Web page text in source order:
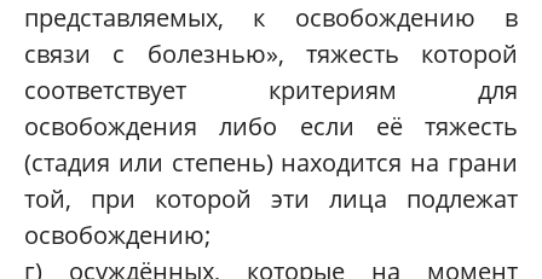
представляемых, к освобождению в
связи с болезнью», тяжесть которой
соответствует критериям для
освобождения либо если её тяжесть
(стадия или степень) находится на грани
той, при которой эти лица подлежат
освобождению;
г) осуждённых, которые на момент